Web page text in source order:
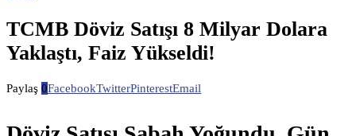
TCMB Döviz Satışı 8 Milyar Dolara
Yaklaştı, Faiz Yükseldi!
Paylaş 0FacebookTwitterPinterestEmail